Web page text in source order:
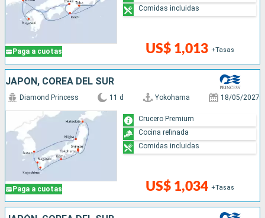
Paga a cuotas US$ 1,013 +Tasas
Comidas incluidas
JAPÓN, COREA DEL SUR
Paga a cuotas
Diamond Princess 11 d Yokohama 18/05/2027
US$ 1,034 +Tasas
Crucero Premium
Cocina refinada
Comidas incluidas